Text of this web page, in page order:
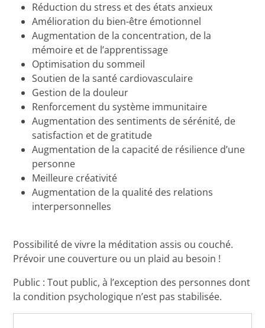
Réduction du stress et des états anxieux
Amélioration du bien-être émotionnel
Augmentation de la concentration, de la
mémoire et de l’apprentissage
Optimisation du sommeil
Soutien de la santé cardiovasculaire
Gestion de la douleur
Renforcement du système immunitaire
Augmentation des sentiments de sérénité, de
satisfaction et de gratitude
Augmentation de la capacité de résilience d’une
personne
Meilleure créativité
Augmentation de la qualité des relations
interpersonnelles
Possibilité de vivre la méditation assis ou couché.
Prévoir une couverture ou un plaid au besoin !
Public : Tout public, à l’exception des personnes dont
la condition psychologique n’est pas stabilisée.